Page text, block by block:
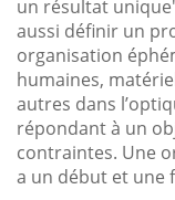
un résultat
aussi définir un
organisation
humaines,
autres dans
répondant à un
contraintes. Une
a un début et une